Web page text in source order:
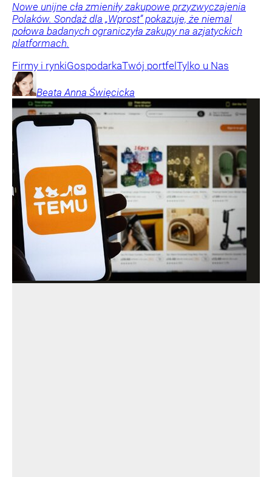
Nowe unijne cła zmieniły zakupowe przyzwyczajenia
Polaków. Sondaż dla „Wprost” pokazuje, że niemal
połowa badanych ograniczyła zakupy na azjatyckich
platformach.
Firmy i rynkiGospodarkaTwój portfel Tylko u Nas
Beata Anna Święcicka